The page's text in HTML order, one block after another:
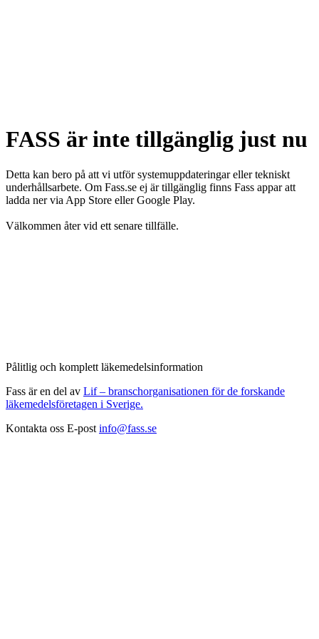
FASS är inte tillgänglig just nu
Detta kan bero på att vi utför systemuppdateringar eller tekniskt
underhållsarbete. Om Fass.se ej är tillgänglig finns Fass appar att
ladda ner via App Store eller Google Play.
Välkommen åter vid ett senare tillfälle.
Pålitlig och komplett läkemedelsinformation
Fass är en del av Lif – branschorganisationen för de forskande
läkemedelsföretagen i Sverige.
Kontakta oss E-post info@fass.se